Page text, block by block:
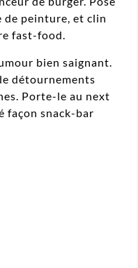
de peinture, et clin
fast-food.
bien saignant.
détournements
Porte-le au next
façon snack-bar